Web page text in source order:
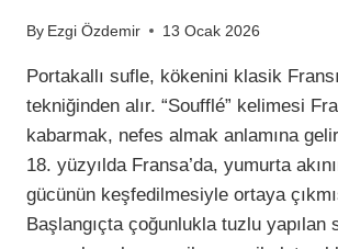
By Ezgi Özdemir 13 Ocak 2026
Portakallı sufle, kökenini klasik
tekniğinden alır. “Soufflé” kelimesi
kabarmak, nefes almak anlamına
18. yüzyılda Fransa’da, yumurta
gücünün keşfedilmesiyle ortaya
Başlangıçta çoğunlukla tuzlu yapılan